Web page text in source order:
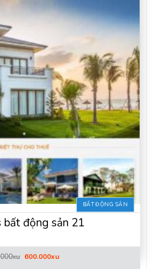
BẤT ĐỘNG SẢN
động sản 21
xu Giá
600.000xuGiá